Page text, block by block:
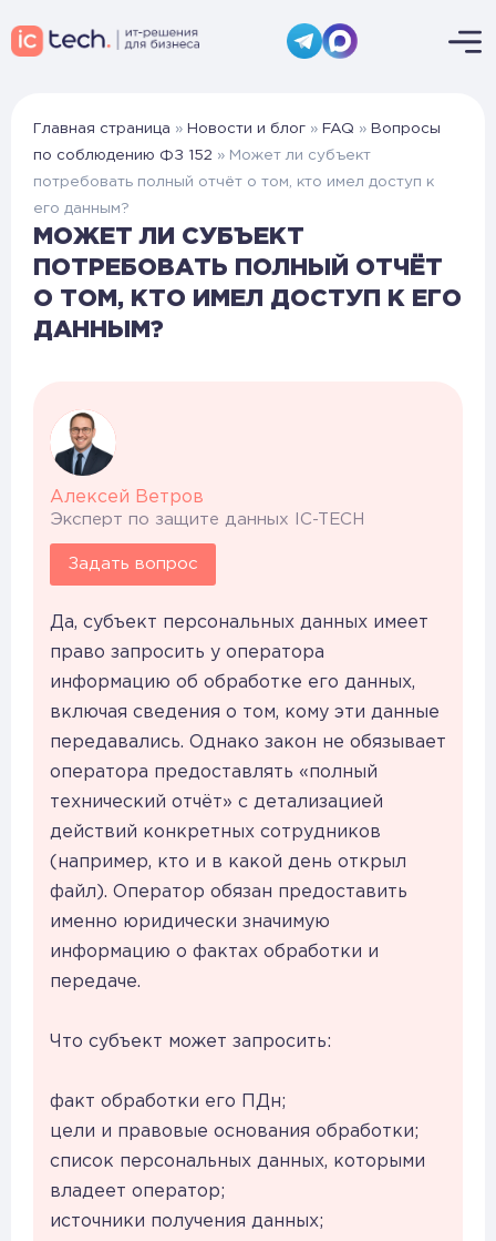
Главная страница » Новости и блог » FAQ » Вопросы
по соблюдению ФЗ 152 » Может ли субъект
потребовать полный отчёт о том, кто имел доступ к
его данным?
МОЖЕТ ЛИ СУБЪЕКТ
ПОТРЕБОВАТЬ ПОЛНЫЙ ОТЧЁТ
О ТОМ, КТО ИМЕЛ ДОСТУП К ЕГО
ДАННЫМ?
Алексей Ветров
Эксперт по защите данных IC-TECH
Задать вопрос
Да, субъект персональных данных имеет
право запросить у оператора
информацию об обработке его данных,
включая сведения о том, кому эти данные
передавались. Однако закон не обязывает
оператора предоставлять «полный
технический отчёт» с детализацией
действий конкретных сотрудников
(например, кто и в какой день открыл
файл). Оператор обязан предоставить
именно юридически значимую
информацию о фактах обработки и
передаче.
Что субъект может запросить:
факт обработки его ПДн;
цели и правовые основания обработки;
список персональных данных, которыми
владеет оператор;
источники получения данных;